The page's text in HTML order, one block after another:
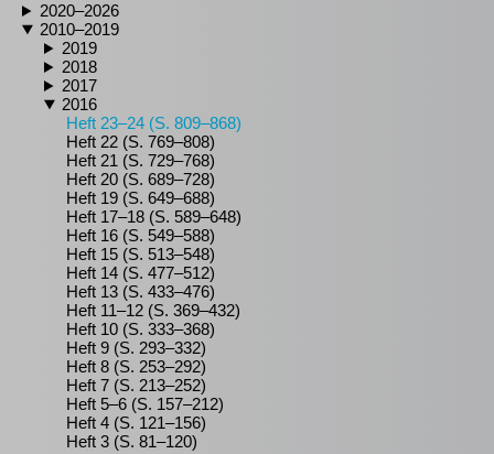
2020–2026
2010–2019
2019
2018
2017
2016
Heft 23–24 (S. 809–868)
Heft 22 (S. 769–808)
Heft 21 (S. 729–768)
Heft 20 (S. 689–728)
Heft 19 (S. 649–688)
Heft 17–18 (S. 589–648)
Heft 16 (S. 549–588)
Heft 15 (S. 513–548)
Heft 14 (S. 477–512)
Heft 13 (S. 433–476)
Heft 11–12 (S. 369–432)
Heft 10 (S. 333–368)
Heft 9 (S. 293–332)
Heft 8 (S. 253–292)
Heft 7 (S. 213–252)
Heft 5–6 (S. 157–212)
Heft 4 (S. 121–156)
Heft 3 (S. 81–120)